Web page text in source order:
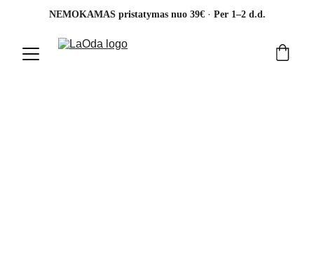
NEMOKAMAS pristatymas nuo 39€ · Per 1–2 d.d.